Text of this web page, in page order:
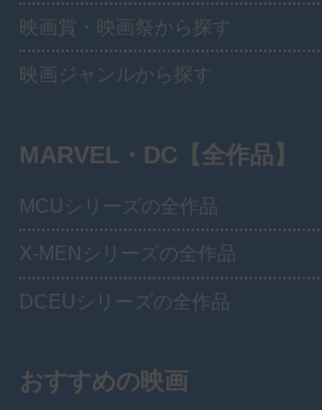
映画賞・映画祭から探す
映画ジャンルから探す
MARVEL・DC【全作品】
MCUシリーズの全作品
X-MENシリーズの全作品
DCEUシリーズの全作品
おすすめの映画